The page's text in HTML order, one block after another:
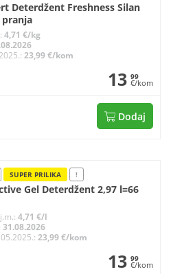
Deterdžent Freshness Silan
pranja
4,71 €/kg
23,99 €/kom
13 99
€/kom
Dodaj
SUPER PRILIKA !
Gel Deterdžent 2,97 l=66
4,71 €/l
31.08.2026
23,99 €/kom
13 99
€/kom